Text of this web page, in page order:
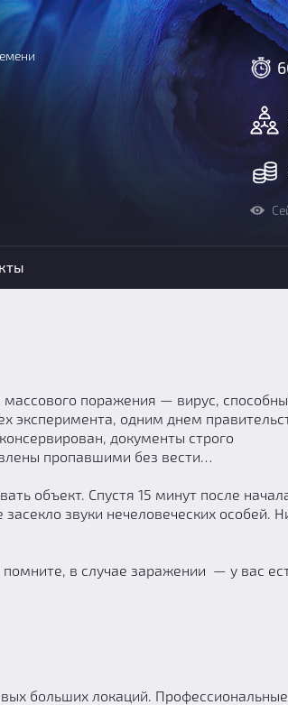
массового поражения — вирус,
эксперимента, одним днем
документы строго
пропавшими без вести…
объект. Спустя 15 минут после
звуки нечеловеческих особей.
в случае заражении — у вас
больших локаций. Профессиональные